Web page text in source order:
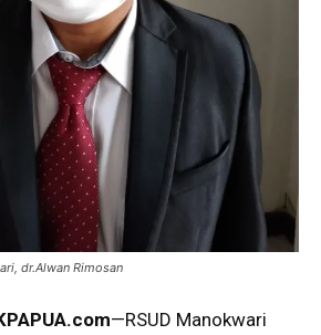
dr.Alwan Rimosan
—RSUD Manokwari